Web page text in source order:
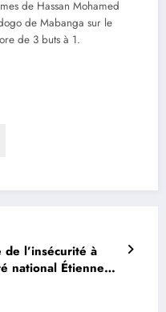
de Hassan Mohamed
de Mabanga sur le
de 3 buts à 1.
de l’insécurité à
national Étienne